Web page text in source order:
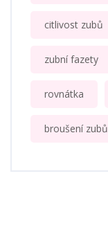
citlivost zubů
zubní fazety
rovnátka
broušení zubů